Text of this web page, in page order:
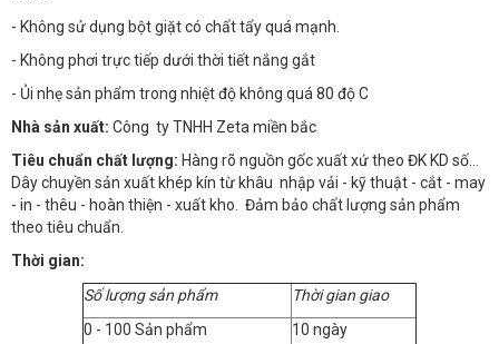
- Không sử dụng bột giặt có chất tẩy quá mạnh.
- Không phơi trực tiếp dưới thời tiết nắng gắt
- Ủi nhẹ sản phẩm trong nhiệt độ không quá 80 độ C
Nhà sản xuất: Công ty TNHH Zeta miền bắc
Tiêu chuẩn chất lượng: Hàng rõ nguồn gốc xuất xứ theo ĐK KD số…
Dây chuyền sản xuất khép kín từ khâu nhập vải - kỹ thuật - cắt - may
- in - thêu - hoàn thiện - xuất kho. Đảm bảo chất lượng sản phẩm
theo tiêu chuẩn.
Thời gian:
Số lượng sản phẩm
Thời gian giao
0 - 100 Sản phẩm
10 ngày